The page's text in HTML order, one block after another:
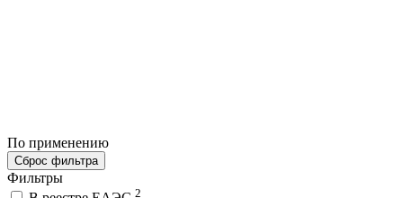
По применению
Сброс фильтра
Фильтры
2